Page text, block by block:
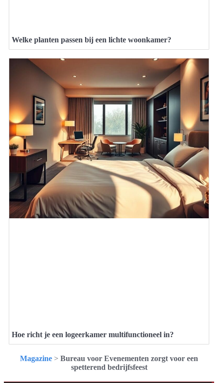
Welke planten passen bij een lichte woonkamer?
Hoe richt je een logeerkamer multifunctioneel in?
Magazine > Bureau voor Evenementen zorgt voor een
spetterend bedrijfsfeest